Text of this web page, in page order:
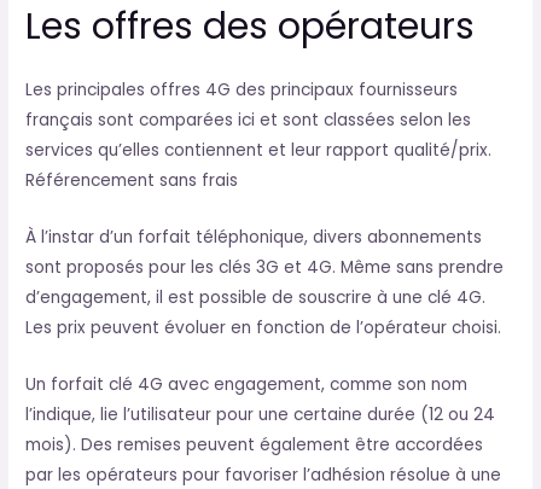
Les offres des opérateurs
Les principales offres 4G des principaux fournisseurs
français sont comparées ici et sont classées selon les
services qu’elles contiennent et leur rapport qualité/prix.
Référencement sans frais
À l’instar d’un forfait téléphonique, divers abonnements
sont proposés pour les clés 3G et 4G. Même sans prendre
d’engagement, il est possible de souscrire à une clé 4G.
Les prix peuvent évoluer en fonction de l’opérateur choisi.
Un forfait clé 4G avec engagement, comme son nom
l’indique, lie l’utilisateur pour une certaine durée (12 ou 24
mois). Des remises peuvent également être accordées
par les opérateurs pour favoriser l’adhésion résolue à une